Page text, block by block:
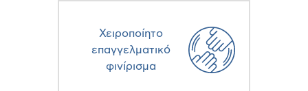
Χειροποίητο
επαγγελματικό
φινίρισμα